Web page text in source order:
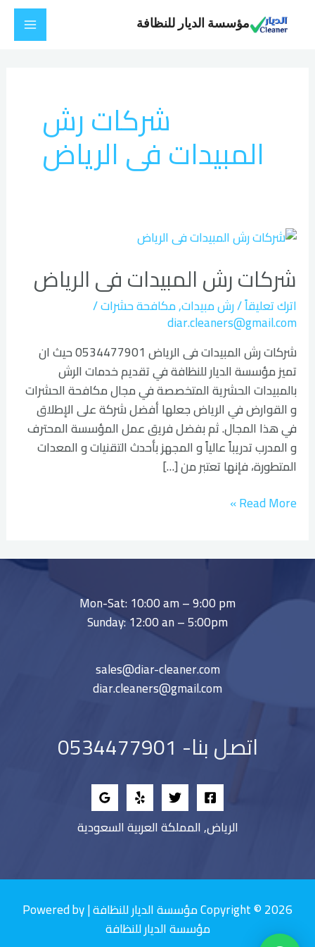
مؤسسة الديار للنظافة
Main
شركات رش
المبيدات فى الرياض
شركات رش المبيدات فى الرياض
اترك تعليقاً/رش مبيدات,مكافحة حشرات/
diar.cleaners@gmail.com
شركات رش المبيدات فى الرياض 0534477901 حيث ان
تميز مؤسسة الديار للنظافة في تقديم خدمات الرش
بالمبيدات الحشرية المتخصصة في مجال مكافحة الحشرات
و القوارض في الرياض جعلها أفضل شركة على الإطلاق
في هذا المجال. ثم بفضل فريق عمل المؤسسة المحترف
و المدرب تدريباً عالياً و المجهز بأحدث التقنيات و المعدات
المتطورة، فإنها تعتبر من […]
شركات
المبيدات
فى
الرياض
Read More »
Mon-Sat: 10:00 am – 9:00 pm
Sunday: 12:00 an – 5:00pm
sales@diar-cleaner.com
diar.cleaners@gmail.com
اتصل بنا- 0534477901
الرياض, المملكة العربية السعودية
Copyright © 2026 مؤسسة الديار للنظافة | Powered by
مؤسسة الديار للنظافة